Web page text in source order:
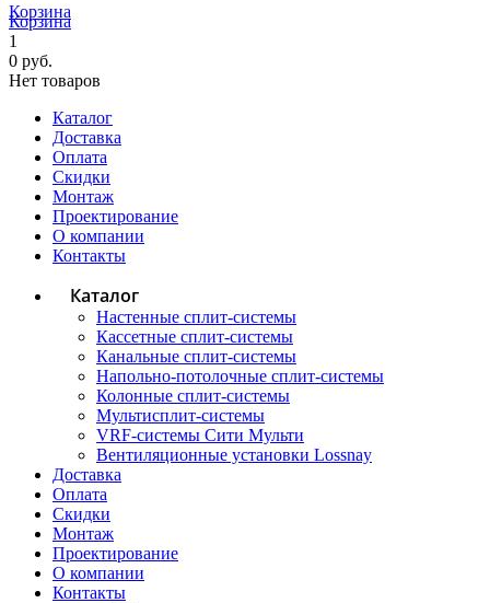
Корзина
Корзина
1
0 руб.
Нет товаров
Каталог
Доставка
Оплата
Скидки
Монтаж
Проектирование
О компании
Контакты
Каталог
Настенные сплит-системы
Кассетные сплит-системы
Канальные сплит-системы
Напольно-потолочные сплит-системы
Колонные сплит-системы
Мультисплит-системы
VRF-системы Сити Мульти
Вентиляционные установки Lossnay
Доставка
Оплата
Скидки
Монтаж
Проектирование
О компании
Контакты